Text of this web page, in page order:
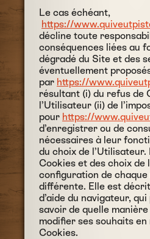
Le cas échéant,
https://
décline toute
conséquences liées au
dégradé du Site et des
éventuellement
par https://
résultant (i) du refus de
l’Utilisateur (ii) de
pour https://
d’enregistrer ou de
nécessaires à leur
du choix de
Cookies et des choix de
configuration de
différente. Elle est
d’aide du navigateur,
savoir de quelle
modifier ses souhaits
Cookies.